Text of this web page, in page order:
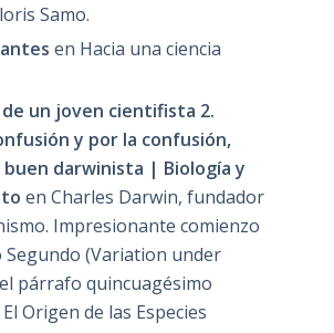
Samo.
en Hacia una ciencia
un joven cientifista 2.
y por la confusión,
darwinista | Biología y
en Charles Darwin, fundador
Impresionante comienzo
Segundo (Variation under
párrafo quincuagésimo
Origen de las Especies